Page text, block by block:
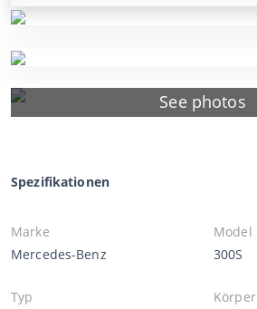
See photos
Spezifikationen
Marke
Mercedes-Benz
Model
300S
Typ
Körper